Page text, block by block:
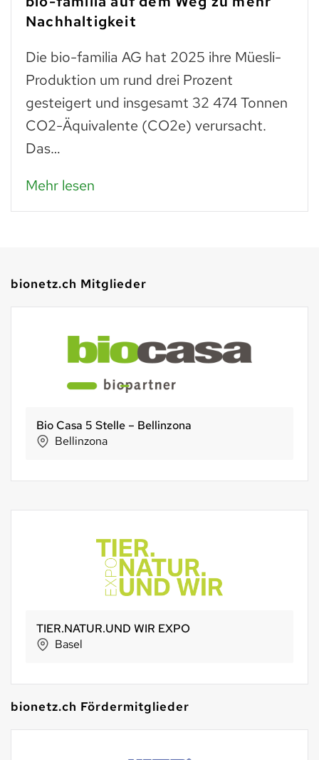
zum Teller
Trockenes Brot ist fast genauso wertvoll
wie frisches. Man muss einfach wissen,
was man daraus zubereiten kann: zu
Paniermehl verarbeitet, lassen…
bionetz.ch Mitglieder
Bio Casa 5 Stelle – Bellinzona
Bellinzona
TIER.NATUR.UND WIR EXPO
Basel
bionetz.ch Fördermitglieder